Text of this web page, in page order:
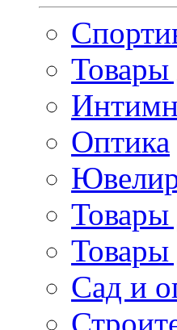
Товары
Оптика
Товары
Сад и